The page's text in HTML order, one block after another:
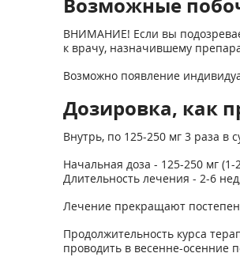
ВНИМАНИЕ! Если вы
к врачу, назначившему
Возможно появление
Дозировка, как
Внутрь, по 125-250 мг 3 раза в
Начальная доза - 125-250 мг
Длительность лечения - 2-6
Лечение прекращают
Продолжительность курса
проводить в весенне-осенние